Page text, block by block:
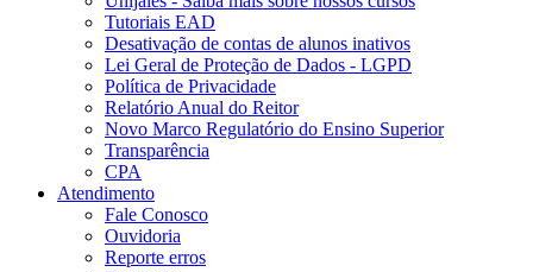
Tutoriais EAD
Desativação de contas de alunos inativos
Lei Geral de Proteção de Dados - LGPD
Política de Privacidade
Relatório Anual do Reitor
Novo Marco Regulatório do Ensino Superior
Transparência
CPA
Atendimento
Fale Conosco
Ouvidoria
Reporte erros